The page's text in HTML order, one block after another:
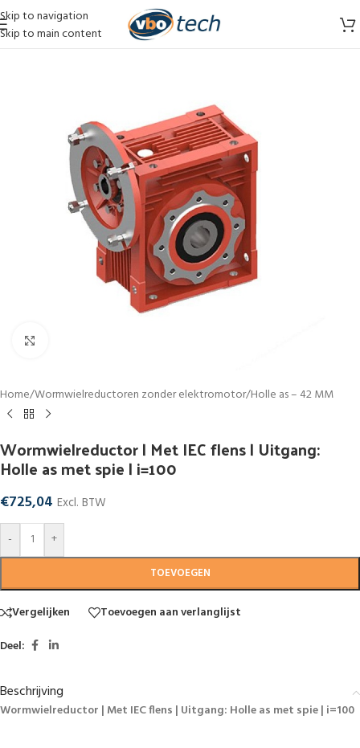
Skip to navigation
Skip to main content
Home/Wormwielreductoren zonder elektromotor/Holle as – 42 MM
Wormwielreductor | Met IEC flens | Uitgang:
Holle as met spie | i=100
€725,04 Excl. BTW
-
+
TOEVOEGEN
Vergelijken
Toevoegen aan verlanglijst
Deel:
Beschrijving
Wormwielreductor | Met IEC flens | Uitgang: Holle as met spie | i=100